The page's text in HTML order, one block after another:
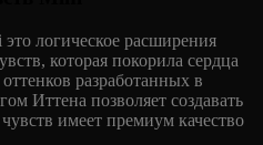
логическое расширения
которая покорила сердца
разработанных в
Иттена позволяет создавать
имеет премиум качество